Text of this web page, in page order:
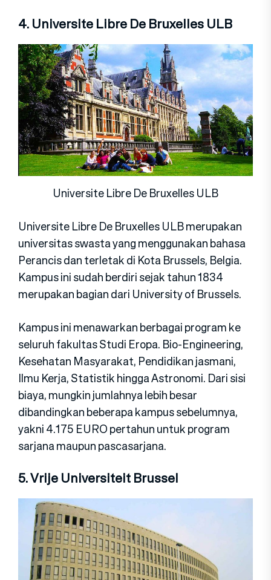
4. Universite Libre De Bruxelles ULB
Universite Libre De Bruxelles ULB
Universite Libre De Bruxelles ULB merupakan
universitas swasta yang menggunakan bahasa
Perancis dan terletak di Kota Brussels, Belgia.
Kampus ini sudah berdiri sejak tahun 1834
merupakan bagian dari University of Brussels.
Kampus ini menawarkan berbagai program ke
seluruh fakultas Studi Eropa. Bio-Engineering,
Kesehatan Masyarakat, Pendidikan jasmani,
Ilmu Kerja, Statistik hingga Astronomi. Dari sisi
biaya, mungkin jumlahnya lebih besar
dibandingkan beberapa kampus sebelumnya,
yakni 4.175 EURO pertahun untuk program
sarjana maupun pascasarjana.
5. Vrije Universiteit Brussel